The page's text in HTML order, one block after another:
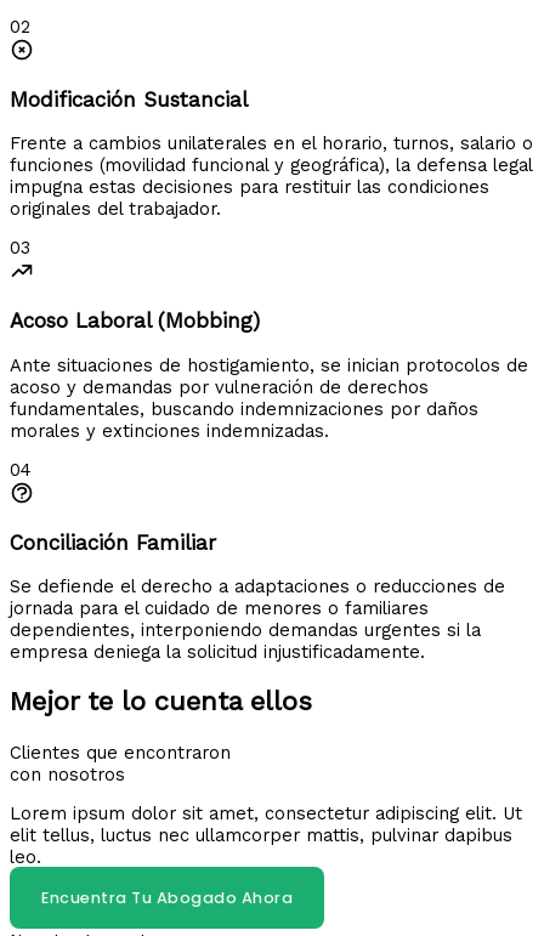
02
Modificación Sustancial
Frente a cambios unilaterales en el horario, turnos, salario o
funciones (movilidad funcional y geográfica), la defensa legal
impugna estas decisiones para restituir las condiciones
originales del trabajador.
03
Acoso Laboral (Mobbing)
Ante situaciones de hostigamiento, se inician protocolos de
acoso y demandas por vulneración de derechos
fundamentales, buscando indemnizaciones por daños
morales y extinciones indemnizadas.
04
Conciliación Familiar
Se defiende el derecho a adaptaciones o reducciones de
jornada para el cuidado de menores o familiares
dependientes, interponiendo demandas urgentes si la
empresa deniega la solicitud injustificadamente.
Mejor te lo cuenta ellos
Clientes que encontraron
con nosotros
Lorem ipsum dolor sit amet, consectetur adipiscing elit. Ut
elit tellus, luctus nec ullamcorper mattis, pulvinar dapibus
leo.
Encuentra Tu Abogado Ahora